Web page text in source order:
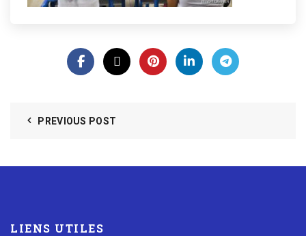
PREVIOUS POST
LIENS UTILES